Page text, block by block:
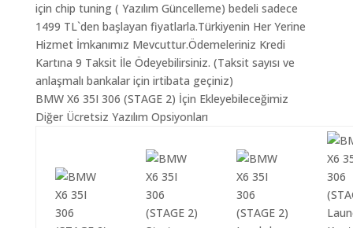
için chip tuning ( Yazılım Güncelleme) bedeli sadece
1499 TL`den başlayan fiyatlarla.Türkiyenin Her Yerine
Hizmet İmkanımız Mevcuttur.Ödemeleriniz Kredi
Kartına 9 Taksit İle Ödeyebilirsiniz. (Taksit sayısı ve
anlaşmalı bankalar için irtibata geçiniz)
BMW X6 35I 306 (STAGE 2) İçin Ekleyebileceğimiz
Diğer Ücretsiz Yazılım Opsiyonları